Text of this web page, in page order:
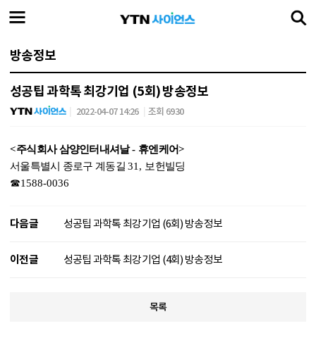
방송정보
성공팁 과학톡 최강기업 (5회) 방송정보
2022-04-07 14:26 조회 6930
<주식회사 삼양인터내셔날- 휴엔케어>
서울특별시 종로구 계동길31, 보헌빌딩
☎1588-0036
다음글 성공팁 과학톡 최강기업 (6회) 방송정보
이전글 성공팁 과학톡 최강기업 (4회) 방송정보
목록